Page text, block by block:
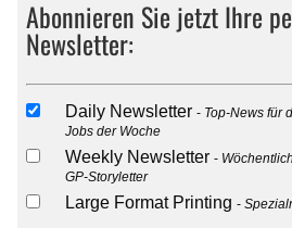
Abonnieren Sie jetzt Ihre
Newsletter:
Daily Newsletter
Top-News für
Jobs der Woche
Weekly Newsletter
GP-Storyletter
Large Format Printing